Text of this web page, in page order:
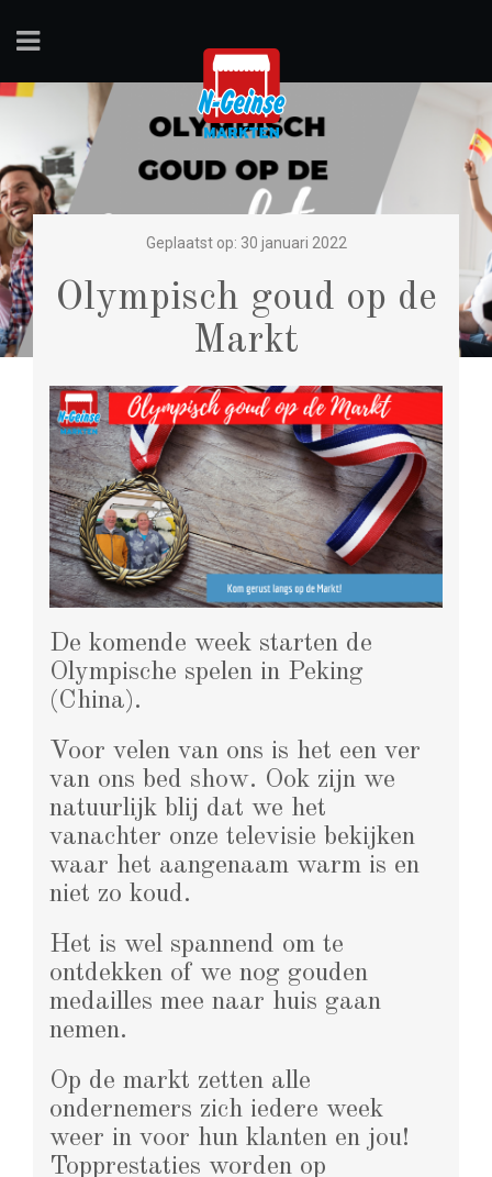
Geplaatst op: 30 januari 2022
Olympisch goud op de
Markt
De komende week starten de
Olympische spelen in Peking
(China).
Voor velen van ons is het een ver
van ons bed show. Ook zijn we
natuurlijk blij dat we het
vanachter onze televisie bekijken
waar het aangenaam warm is en
niet zo koud.
Het is wel spannend om te
ontdekken of we nog gouden
medailles mee naar huis gaan
nemen.
Op de markt zetten alle
ondernemers zich iedere week
weer in voor hun klanten en jou!
Topprestaties worden op